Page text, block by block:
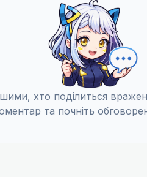
хто поділиться
та почніть